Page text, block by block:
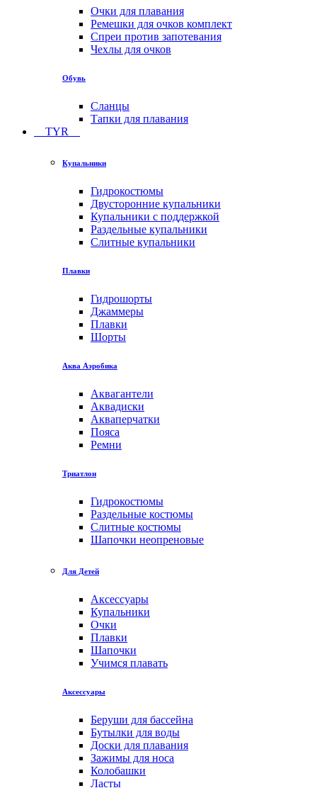
Очки для плавания
Ремешки для очков комплект
Спреи против запотевания
Чехлы для очков
Обувь
Сланцы
Тапки для плавания
TYR
Купальники
Гидрокостюмы
Двусторонние купальники
Купальники с поддержкой
Раздельные купальники
Слитные купальники
Плавки
Гидрошорты
Джаммеры
Плавки
Шорты
Аква Аэробика
Аквагантели
Аквадиски
Акваперчатки
Пояса
Ремни
Триатлон
Гидрокостюмы
Раздельные костюмы
Слитные костюмы
Шапочки неопреновые
Для Детей
Аксессуары
Купальники
Очки
Плавки
Шапочки
Учимся плавать
Аксессуары
Беруши для бассейна
Бутылки для воды
Доски для плавания
Зажимы для носа
Колобашки
Ласты